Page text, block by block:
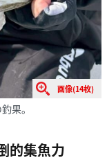
画像(14枚)
果。
的集魚力